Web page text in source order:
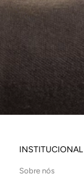
INSTITUCIONAL
Sobre nós